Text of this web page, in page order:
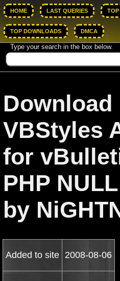
HOME LAST QUERIES TOP
TOP DOWNLOADS DMCA
Type your search in the box below.
Download
VBStyles
for
PHP
by
Added to site 2008-08-06